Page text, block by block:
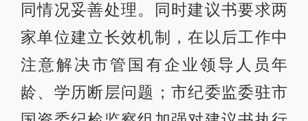
同情况妥善处理。同时建议书要求两
家单位建立长效机制，在以后工作中
注意解决市管国有企业领导人员年
龄、学历断层问题；市纪委监委驻市